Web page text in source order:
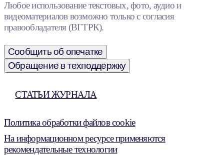
Любое использование текстовых, фото, аудио и
видеоматериалов возможно только с согласия
правообладателя (ВГТРК).
Сообщить об опечатке
Обращение в техподдержку
СТАТЬИ ЖУРНАЛА
Политика обработки файлов cookie
На информационном ресурсе применяются
рекомендательные технологии